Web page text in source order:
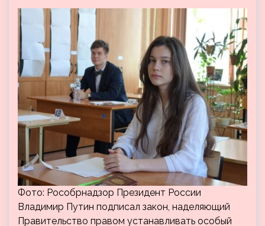
Фото: Рособрнадзор Президент России
Владимир Путин подписал закон, наделяющий
Правительство правом устанавливать особый